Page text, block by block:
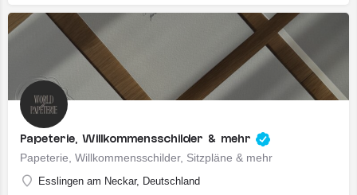
Papeterie, Willkommensschilder & mehr
Papeterie, Willkommensschilder, Sitzpläne & mehr
Esslingen am Neckar, Deutschland